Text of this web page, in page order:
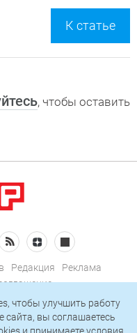
К статье
, чтобы оставить
Редакция
Реклама
чтобы улучшить работу
вы соглашаетесь